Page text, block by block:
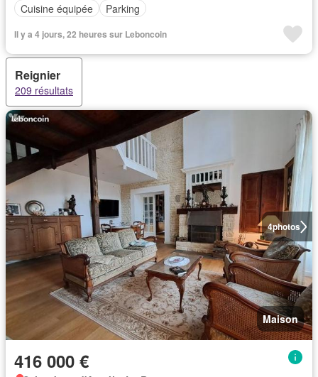
Cuisine équipée
Parking
Il y a 4 jours, 22 heures sur Leboncoin
Reignier
209 résultats
4photos
Maison
416 000 €